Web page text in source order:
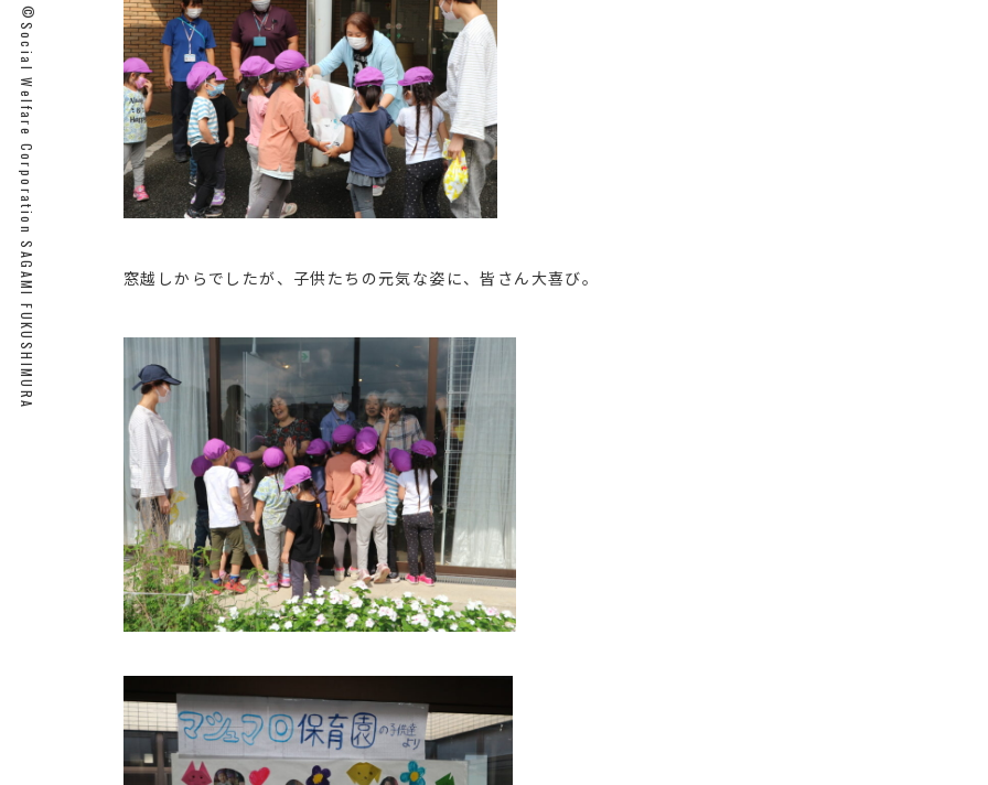
窓越しからでしたが、子供たちの元気な姿に、皆さん大喜び。
©
Social Welfare Corporation SAGAMI FUKUSHIMURA